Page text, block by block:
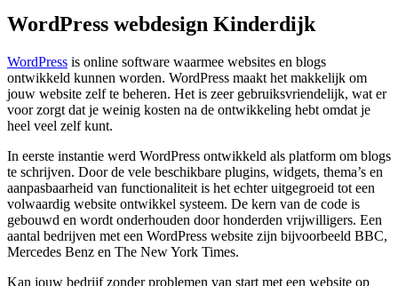
WordPress webdesign Kinderdijk
WordPress is online software waarmee websites en blogs
ontwikkeld kunnen worden. WordPress maakt het makkelijk om
jouw website zelf te beheren. Het is zeer gebruiksvriendelijk, wat er
voor zorgt dat je weinig kosten na de ontwikkeling hebt omdat je
heel veel zelf kunt.
In eerste instantie werd WordPress ontwikkeld als platform om blogs
te schrijven. Door de vele beschikbare plugins, widgets, thema’s en
aanpasbaarheid van functionaliteit is het echter uitgegroeid tot een
volwaardig website ontwikkel systeem. De kern van de code is
gebouwd en wordt onderhouden door honderden vrijwilligers. Een
aantal bedrijven met een WordPress website zijn bijvoorbeeld BBC,
Mercedes Benz en The New York Times.
Kan jouw bedrijf zonder problemen van start met een website op